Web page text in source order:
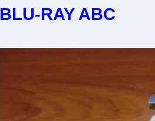
BLU-RAY ABC